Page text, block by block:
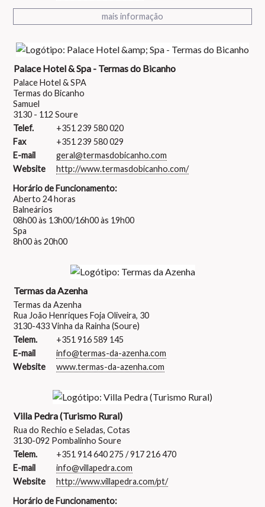
mais informação
Palace Hotel & Spa - Termas do Bicanho
Palace Hotel & SPA
Termas do Bicanho
Samuel
3130 - 112 Soure
Telef.
+351 239 580 020
Fax
+351 239 580 029
E-mail
geral@termasdobicanho.com
Website
http://www.termasdobicanho.com/
Horário de Funcionamento:
Aberto 24 horas
Balneários
08h00 às 13h00/16h00 às 19h00
Spa
8h00 às 20h00
Termas da Azenha
Termas da Azenha
Rua João Henriques Foja Oliveira, 30
3130-433 Vinha da Rainha (Soure)
Telem.
+351 916 589 145
E-mail
info@termas-da-azenha.com
Website
www.termas-da-azenha.com
Villa Pedra (Turismo Rural)
Rua do Rechio e Seladas, Cotas
3130-092 Pombalinho Soure
Telem.
+351 914 640 275 / 917 216 470
E-mail
info@villapedra.com
Website
http://www.villapedra.com/pt/
Horário de Funcionamento: